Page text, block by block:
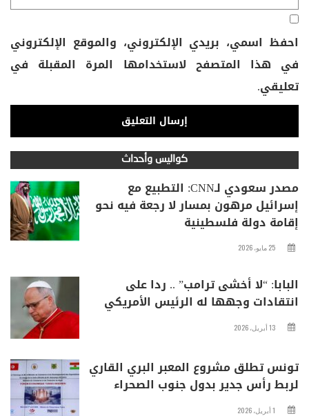
احفظ اسمي، بريدي الإلكتروني، والموقع الإلكتروني
في هذا المتصفح لاستخدامها المرة المقبلة في
تعليقي.
كواليس وأحداث
مصدر سعودي لـCNN: التطبيع مع
إسرائيل مرهون بمسار لا رجعة فيه نحو
إقامة دولة فلسطينية
25 مايو، 2026
البابا: “لا أخشى ترامب” .. ردا على
انتقادات وجهها له الرئيس الأمريكي
13 أبريل، 2026
تونس تطلق مشروع المعبر البري القاري
لربط رأس جدير بدول جنوب الصحراء
1 أبريل، 2026